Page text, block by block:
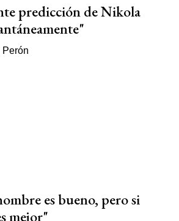
predicción de Nikola
es bueno, pero si
mejor"